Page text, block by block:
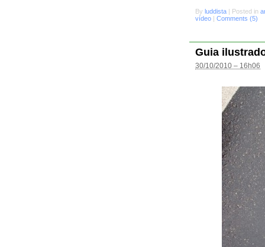
By luddista | Posted in
vídeo | Comments (5)
Guia
30/10/2010 – 16h06